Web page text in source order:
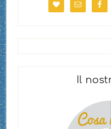
Il